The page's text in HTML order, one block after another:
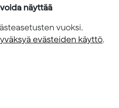
näyttää
vuoksi.
evästeiden käyttö.